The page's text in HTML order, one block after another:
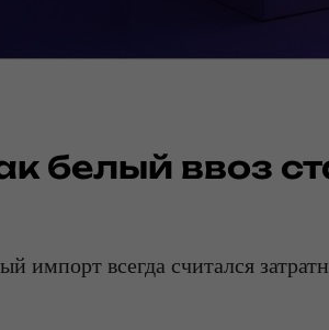
белый ввоз
импорт всегда считался